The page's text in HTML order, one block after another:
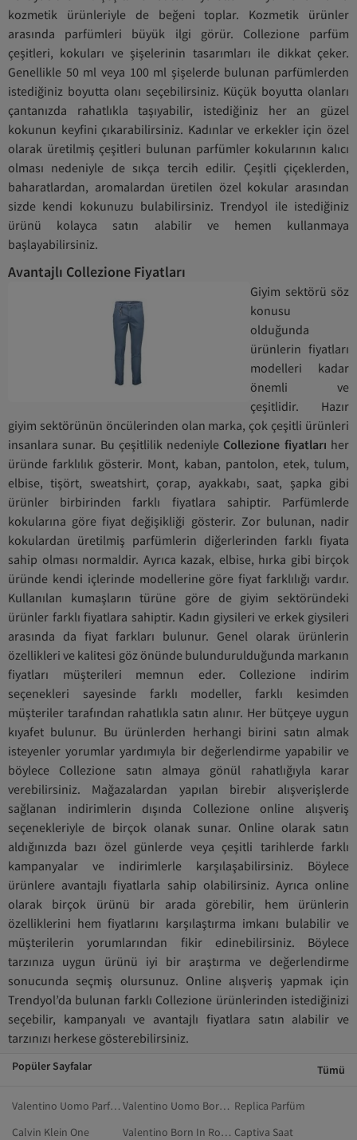
kozmetik ürünleriyle de beğeni toplar. Kozmetik ürünler
arasında parfümleri büyük ilgi görür. Collezione parfüm
çeşitleri, kokuları ve şişelerinin tasarımları ile dikkat çeker.
Genellikle 50 ml veya 100 ml şişelerde bulunan parfümlerden
istediğiniz boyutta olanı seçebilirsiniz. Küçük boyutta olanları
çantanızda rahatlıkla taşıyabilir, istediğiniz her an güzel
kokunun keyfini çıkarabilirsiniz. Kadınlar ve erkekler için özel
olarak üretilmiş çeşitleri bulunan parfümler kokularının kalıcı
olması nedeniyle de sıkça tercih edilir. Çeşitli çiçeklerden,
baharatlardan, aromalardan üretilen özel kokular arasından
sizde kendi kokunuzu bulabilirsiniz. Trendyol ile istediğiniz
ürünü kolayca satın alabilir ve hemen kullanmaya
başlayabilirsiniz.
Avantajlı Collezione Fiyatları
Giyim sektörü söz
konusu
olduğunda
ürünlerin fiyatları
modelleri kadar
önemli ve
çeşitlidir. Hazır
giyim sektörünün öncülerinden olan marka, çok çeşitli ürünleri
insanlara sunar. Bu çeşitlilik nedeniyle Collezione fiyatları her
üründe farklılık gösterir. Mont, kaban, pantolon, etek, tulum,
elbise, tişört, sweatshirt, çorap, ayakkabı, saat, şapka gibi
ürünler birbirinden farklı fiyatlara sahiptir. Parfümlerde
kokularına göre fiyat değişikliği gösterir. Zor bulunan, nadir
kokulardan üretilmiş parfümlerin diğerlerinden farklı fiyata
sahip olması normaldir. Ayrıca kazak, elbise, hırka gibi birçok
üründe kendi içlerinde modellerine göre fiyat farklılığı vardır.
Kullanılan kumaşların türüne göre de giyim sektöründeki
ürünler farklı fiyatlara sahiptir. Kadın giysileri ve erkek giysileri
arasında da fiyat farkları bulunur. Genel olarak ürünlerin
özellikleri ve kalitesi göz önünde bulundurulduğunda markanın
fiyatları müşterileri memnun eder. Collezione indirim
seçenekleri sayesinde farklı modeller, farklı kesimden
müşteriler tarafından rahatlıkla satın alınır. Her bütçeye uygun
kıyafet bulunur. Bu ürünlerden herhangi birini satın almak
isteyenler yorumlar yardımıyla bir değerlendirme yapabilir ve
böylece Collezione satın almaya gönül rahatlığıyla karar
verebilirsiniz. Mağazalardan yapılan birebir alışverişlerde
sağlanan indirimlerin dışında Collezione online alışveriş
seçenekleriyle de birçok olanak sunar. Online olarak satın
aldığınızda bazı özel günlerde veya çeşitli tarihlerde farklı
kampanyalar ve indirimlerle karşılaşabilirsiniz. Böylece
ürünlere avantajlı fiyatlarla sahip olabilirsiniz. Ayrıca online
olarak birçok ürünü bir arada görebilir, hem ürünlerin
özelliklerini hem fiyatlarını karşılaştırma imkanı bulabilir ve
müşterilerin yorumlarından fikir edinebilirsiniz. Böylece
tarzınıza uygun ürünü iyi bir araştırma ve değerlendirme
sonucunda seçmiş olursunuz. Online alışveriş yapmak için
Trendyol’da bulunan farklı Collezione ürünlerinden istediğinizi
seçebilir, kampanyalı ve avantajlı fiyatlara satın alabilir ve
tarzınızı herkese gösterebilirsiniz.
Popüler Sayfalar Tümü
Valentino Uomo Parfüm Valentino Uomo Born In Roma Parfüm Replica Parfüm
Calvin Klein One
Valentino Born In Roma Parfüm Captiva Saat